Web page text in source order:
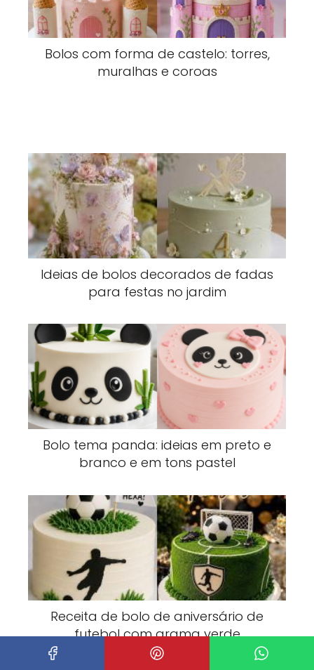
Bolos com forma de castelo: torres,
muralhas e coroas
Ideias de bolos decorados de fadas
para festas no jardim
Bolo tema panda: ideias em preto e
branco e em tons pastel
Receita de bolo de aniversário de
futebol com grama verde